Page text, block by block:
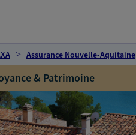
Assurance Nouvelle-Aquitaine
& Patrimoine